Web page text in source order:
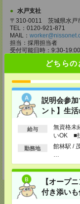
どちら
説明会参
ント】生
給与
無資格未
いOK ■
以上
勤務地
館林駅 /
【オープ
付き添い
水戸支社
〒310-0011 茨城県水戸
TEL：0120-921-871
MAIL：
担当：採用担当者
受付可能日時：9:30-
宇都宮支社
〒320-0811 栃木県宇都
TEL：0120-921-871
MAIL：
担当：採用担当者
受付可能日時：9:30-
高崎支社
埼玉県さいたま市大宮
TEL：0120-921-871
MAIL：
担当：採用担当者
受付可能日時：9:30-